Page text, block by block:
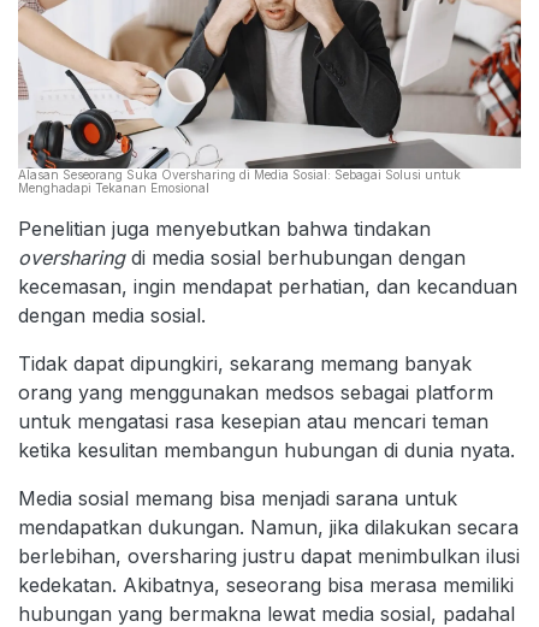
Alasan Seseorang Suka Oversharing di Media Sosial: Sebagai Solusi untuk
Menghadapi Tekanan Emosional
Penelitian juga menyebutkan bahwa tindakan
oversharingdi media sosial berhubungan dengan
kecemasan, ingin mendapat perhatian, dan kecanduan
dengan media sosial.
Tidak dapat dipungkiri, sekarang memang banyak
orang yang menggunakan medsos sebagai platform
untuk mengatasi rasa kesepian atau mencari teman
ketika kesulitan membangun hubungan di dunia nyata.
Media sosial memang bisa menjadi sarana untuk
mendapatkan dukungan. Namun, jika dilakukan secara
berlebihan, oversharing justru dapat menimbulkan ilusi
kedekatan. Akibatnya, seseorang bisa merasa memiliki
hubungan yang bermakna lewat media sosial, padahal